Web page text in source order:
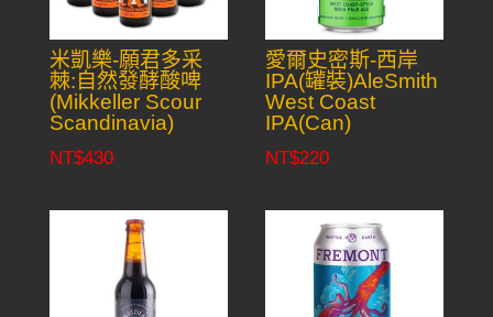
米凱樂-願君多采
棘:自然發酵酸啤
(Mikkeller Scour
Scandinavia)
NT$430
愛爾史密斯-西岸
IPA(罐裝)AleSmith
West Coast
IPA(Can)
NT$220